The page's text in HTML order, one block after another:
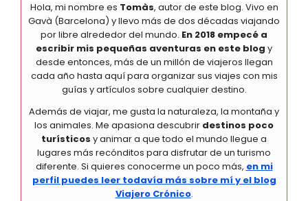
Hola, mi nombre es Tomàs, autor de este blog. Vivo en
Gavà (Barcelona) y llevo más de dos décadas viajando
por libre alrededor del mundo. En 2018 empecé a
escribir mis pequeñas aventuras en este blog y
desde entonces, más de un millón de viajeros llegan
cada año hasta aquí para organizar sus viajes con mis
guías y artículos sobre cualquier destino.
Además de viajar, me gusta la naturaleza, la montaña y
los animales. Me apasiona descubrir destinos poco
turísticos y animar a que todo el mundo llegue a
lugares más recónditos para disfrutar de un turismo
diferente. Si quieres conocerme un poco más, en mi
perfil puedes leer todavía más sobre mí y el blog
Viajero Crónico.